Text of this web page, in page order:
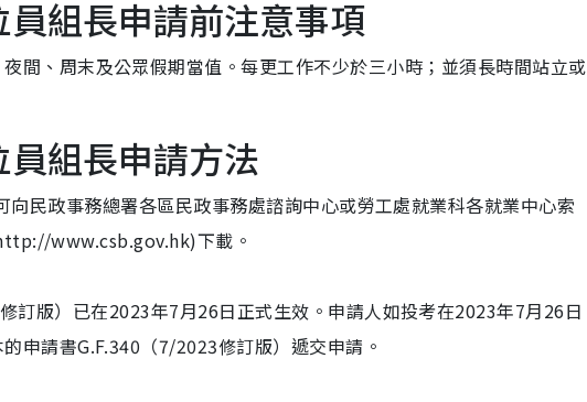
組長申請前注意事項
間、周末及公眾假期當值。每更工作不少於三小時；並須長時間站立或
組長申請方法
民政事務總署各區民政事務處諮詢中心或勞工處就業科各就業中心索
www.csb.gov.hk)下載。
訂版）已在2023年7月26日正式生效。申請人如投考在2023年7月26日
申請書G.F.340（7/2023修訂版）遞交申請。